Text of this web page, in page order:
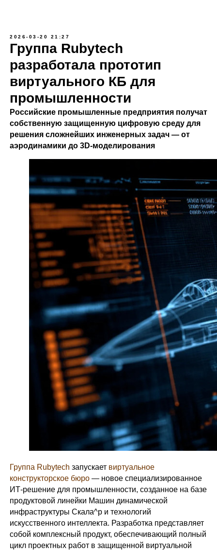
2026-03-20 21:27
Группа Rubytech
разработала прототип
виртуального КБ для
промышленности
Российские промышленные предприятия получат
собственную защищенную цифровую среду для
решения сложнейших инженерных задач — от
аэродинамики до 3D-моделирования
Группа Rubytech запускает виртуальное
конструкторское бюро — новое специализированное
ИТ-решение для промышленности, созданное на базе
продуктовой линейки Машин динамической
инфраструктуры Скала^р и технологий
искусственного интеллекта. Разработка представляет
собой комплексный продукт, обеспечивающий полный
цикл проектных работ в защищенной виртуальной